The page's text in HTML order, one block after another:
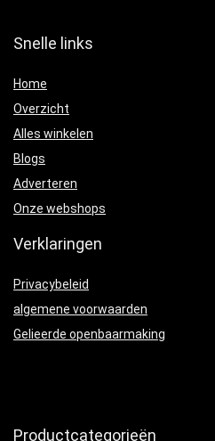
Snelle links
Home
Overzicht
Alles winkelen
Blogs
Adverteren
Onze webshops
Verklaringen
Privacybeleid
algemene voorwaarden
Gelieerde openbaarmaking
Productcategorieën